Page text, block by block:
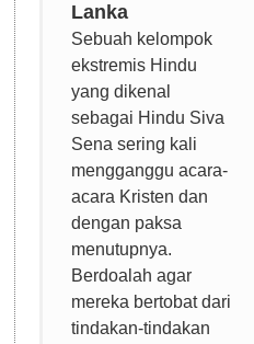
Lanka
Sebuah kelompok
ekstremis Hindu
yang dikenal
sebagai Hindu Siva
Sena sering kali
mengganggu acara-
acara Kristen dan
dengan paksa
menutupnya.
Berdoalah agar
mereka bertobat dari
tindakan-tindakan